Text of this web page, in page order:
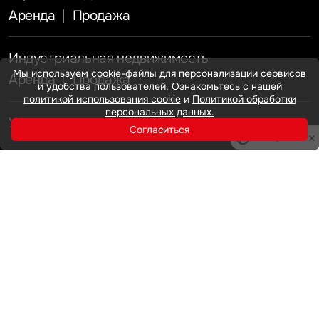
Аренда
Продажа
Индустриальная недвижимость
Аренда
Продажа
Услуги
Инвестиции
Земельные активы и девелопмент
Мы используем cookie-файлы для персонализации сервисов
и удобства пользователей. Ознакомьтесь с нашей
политикой использования cookieи Политикой обработки
персональных данных.
Согласиться